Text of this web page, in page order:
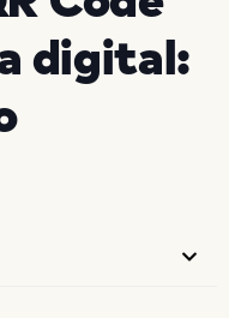
digital: